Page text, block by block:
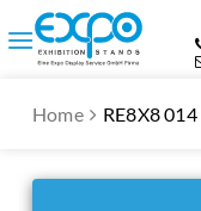
Home RE8X8 014